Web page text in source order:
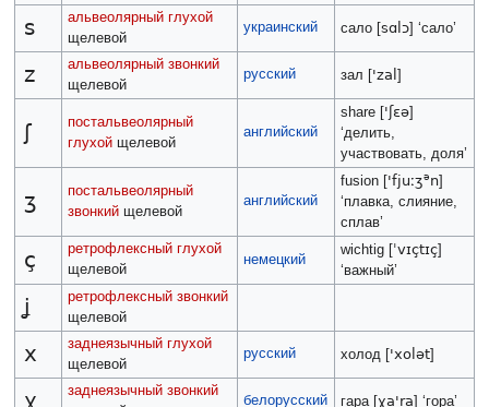
s альвеолярный глухой
щелевой
украинский сало [sɑlɔ] ‘сало’
z альвеолярный звонкий
щелевой
русский зал ['zal ]
ʃ
постальвеолярный
глухойщелевой
английский
share ['ʃɛə]
‘делить,
участвовать, доля’
ʒ
постальвеолярный
звонкийщелевой
английский
fusion [ 'fjuːʒə n]
‘плавка, слияние,
сплав’
ç ретрофлексный глухой
щелевой
немецкий
wichtig [ˈvɪçtɪç]
‘важный’
ʝ ретрофлексный звонкий
щелевой
x заднеязычный глухой
щелевой
русский холод ['xolət]
ɣ заднеязычный звонкий
белорусский гара [ɣa'ra] ‘гора’